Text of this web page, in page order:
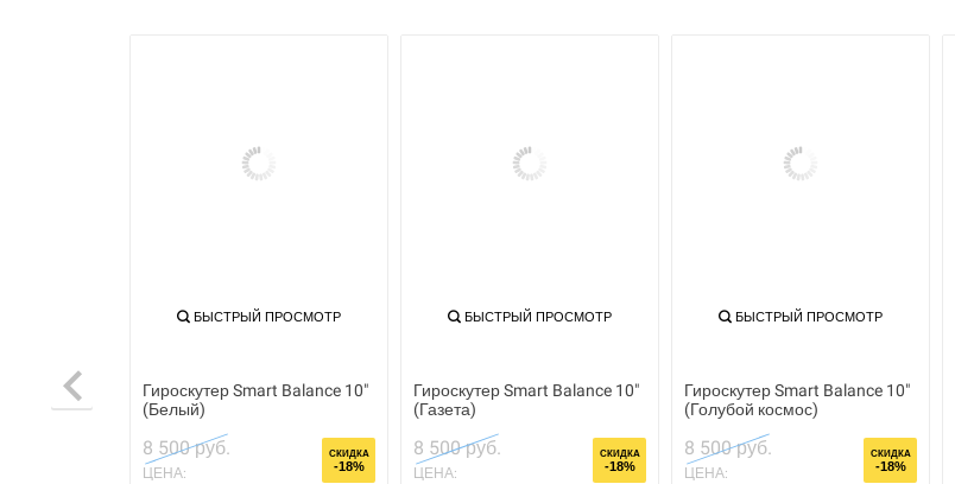
Balance 10"
БЫСТРЫЙ ПРОСМОТР
Гироскутер Smart Balance 10"
(Белый)
8 500 руб.
ЦЕНА:
СКИДКА
-18%
БЫСТРЫЙ ПРОСМОТР
Гироскутер Smart Balance 10"
(Газета)
8 500 руб.
ЦЕНА:
СКИДКА
-18%
БЫСТРЫЙ ПРОСМОТР
Гироскутер Smart Balance 10"
(Голубой космос)
8 500 руб.
ЦЕНА:
СКИДКА
-18%